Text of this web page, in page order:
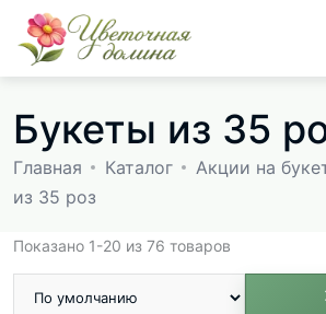
Букеты из 35
Главная Каталог Акции на
из 35 роз
Показано 1-20 из 76 товаров